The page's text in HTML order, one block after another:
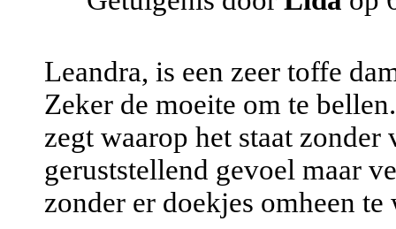
Leandra, is een zeer toffe
Zeker de moeite om te
zegt waarop het staat zonder
geruststellend gevoel maar
zonder er doekjes omheen